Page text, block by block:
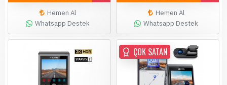
Hemen Al
Whatsapp Destek
Hemen Al
Whatsapp Destek
ÇOK SATAN
ÇOK SATAN